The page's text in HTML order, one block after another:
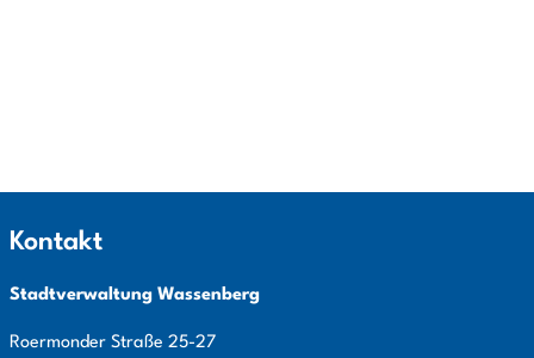
Kontakt
Stadtverwaltung Wassenberg
Roermonder Straße 25-27